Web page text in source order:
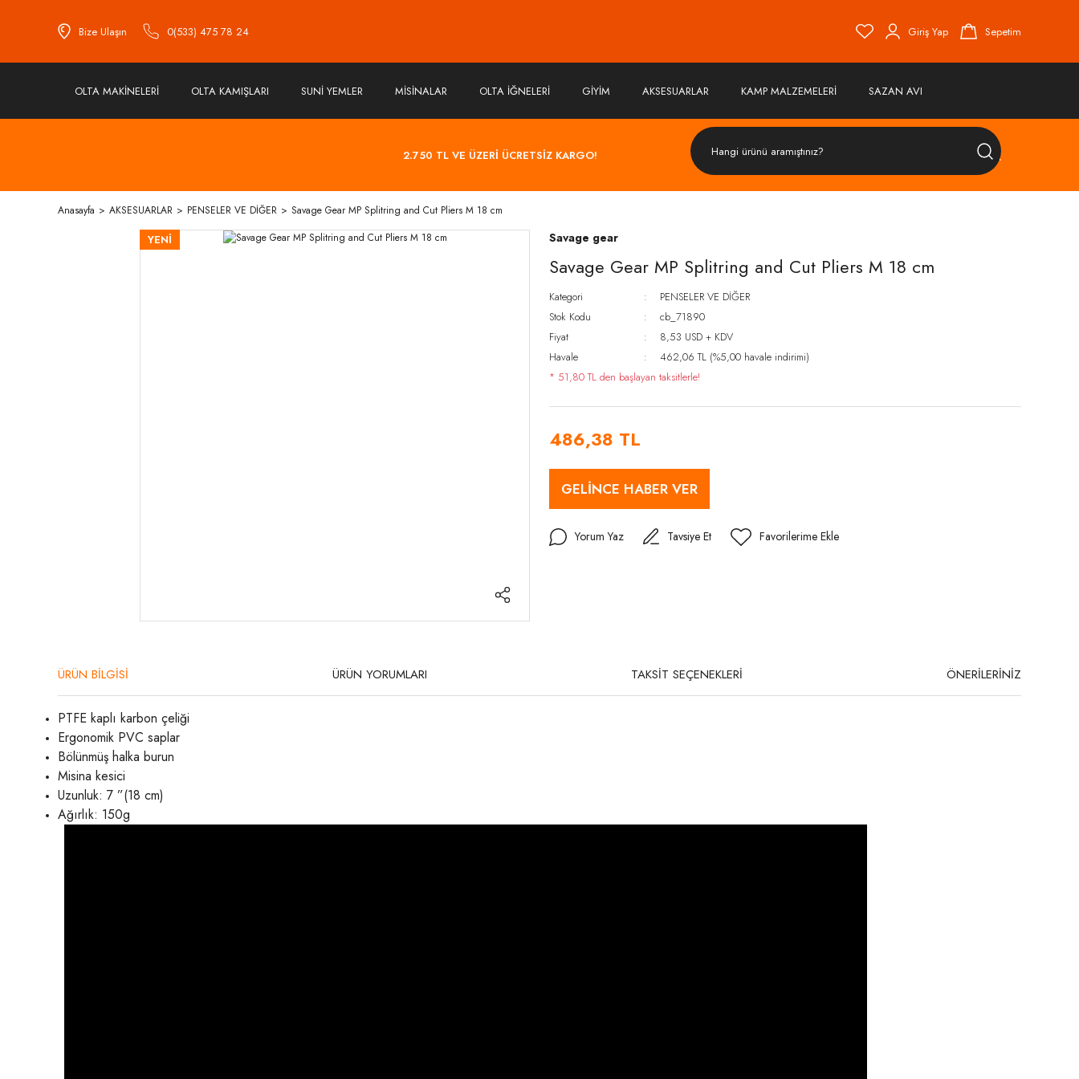
Bize Ulaşın 0(533) 475 78 24 Giriş Yap Sepetim
OLTA MAKİNELERİ OLTA KAMIŞLARI SUNİ YEMLER MİSİNALAR OLTA İĞNELERİ GİYİM AKSESUARLAR KAMP MALZEMELERİ SAZAN AVI
2.750 TL VE ÜZERİ ÜCRETSİZ KARGO!
ÜRÜN
Anasayfa AKSESUARLAR PENSELER VE DİĞER Savage Gear MP Splitring and Cut Pliers M 18 cm
YENİ Savage gear
Savage Gear MP Splitring and Cut Pliers M 18 cm
Kategori
PENSELER VE DİĞER
Stok Kodu
cb_71890
Fiyat
8,53 USD + KDV
Havale
462,06 TL (%5,00 havale indirimi)
* 51,80 TL den başlayan taksitlerle!
486,38 TL
GELİNCE HABER VER
Yorum Yaz Tavsiye Et
ÜRÜN BİLGİSİ ÜRÜN YORUMLARI TAKSİT SEÇENEKLERİ ÖNERİLERİNİZ
PTFE kaplı karbon çeliği
Ergonomik PVC saplar
Bölünmüş halka burun
Misina kesici
Uzunluk: 7 ”(18 cm)
Ağırlık: 150g